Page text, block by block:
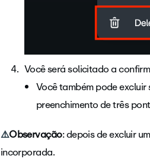
Você será solicitado a
Você também pode
preenchimento de três
⚠️Observação: depois de excluir
incorporada.